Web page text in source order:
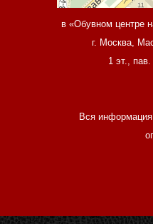
в «Обувном центре
г. Москва,
1 эт.,
Вся